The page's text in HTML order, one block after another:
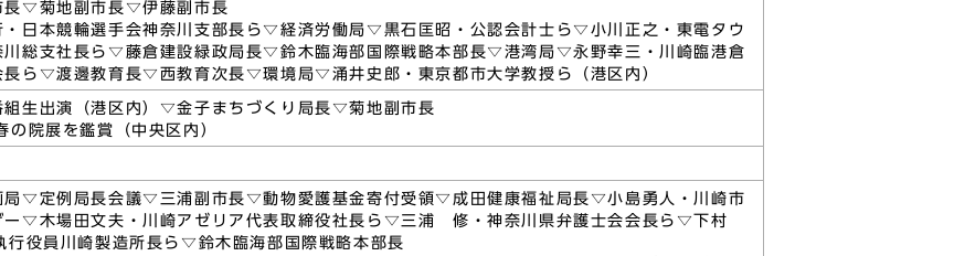
長▽菊地副市長▽伊藤副市長
・日本競輪選手会神奈川支部長ら▽経済労働局▽黒石匡昭・公認会計士ら▽小川正之・東電タウ
川総支社長ら▽藤倉建設緑政局長▽鈴木臨海部国際戦略本部長▽港湾局▽永野幸三・川崎臨港倉
長ら▽渡邊教育長▽西教育次長▽環境局▽涌井史郎・東京都市大学教授ら（港区内）
組生出演（港区内）▽金子まちづくり局長▽菊地副市長
院展を鑑賞（中央区内）
局▽定例局長会議▽三浦副市長▽動物愛護基金寄付受領▽成田健康福祉局長▽小島勇人・川崎市
ー▽木場田文夫・川崎アゼリア代表取締役社長ら▽三浦 修・神奈川県弁護士会会長ら▽下村
行役員川崎製造所長ら▽鈴木臨海部国際戦略本部長